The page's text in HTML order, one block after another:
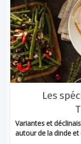
Les
Variantes et
autour de la dinde